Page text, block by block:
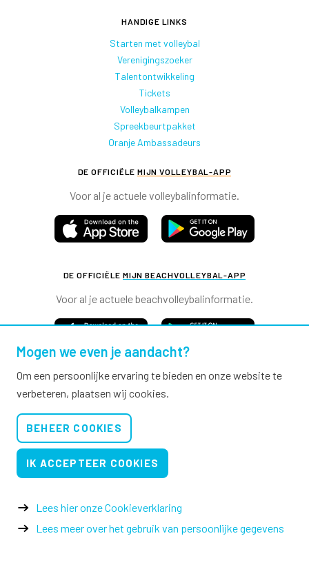
HANDIGE LINKS
Starten met volleybal
Verenigingszoeker
Talentontwikkeling
Tickets
Volleybalkampen
Spreekbeurtpakket
Oranje Ambassadeurs
DE OFFICIËLE MIJN VOLLEYBAL-APP
Voor al je actuele volleybalinformatie.
DE OFFICIËLE MIJN BEACHVOLLEYBAL-APP
Voor al je actuele beachvolleybalinformatie.
© 2026 Nevobo
Nieuwsbrieven
Privacy & cookies
Verkoopvoorwaarden evenementen
Mogen we even je aandacht?
Om een persoonlijke ervaring te bieden en onze website te
verbeteren, plaatsen wij cookies.
BEHEER COOKIES
IK ACCEPTEER COOKIES
Lees hier onze Cookieverklaring
Lees meer over het gebruik van persoonlijke gegevens